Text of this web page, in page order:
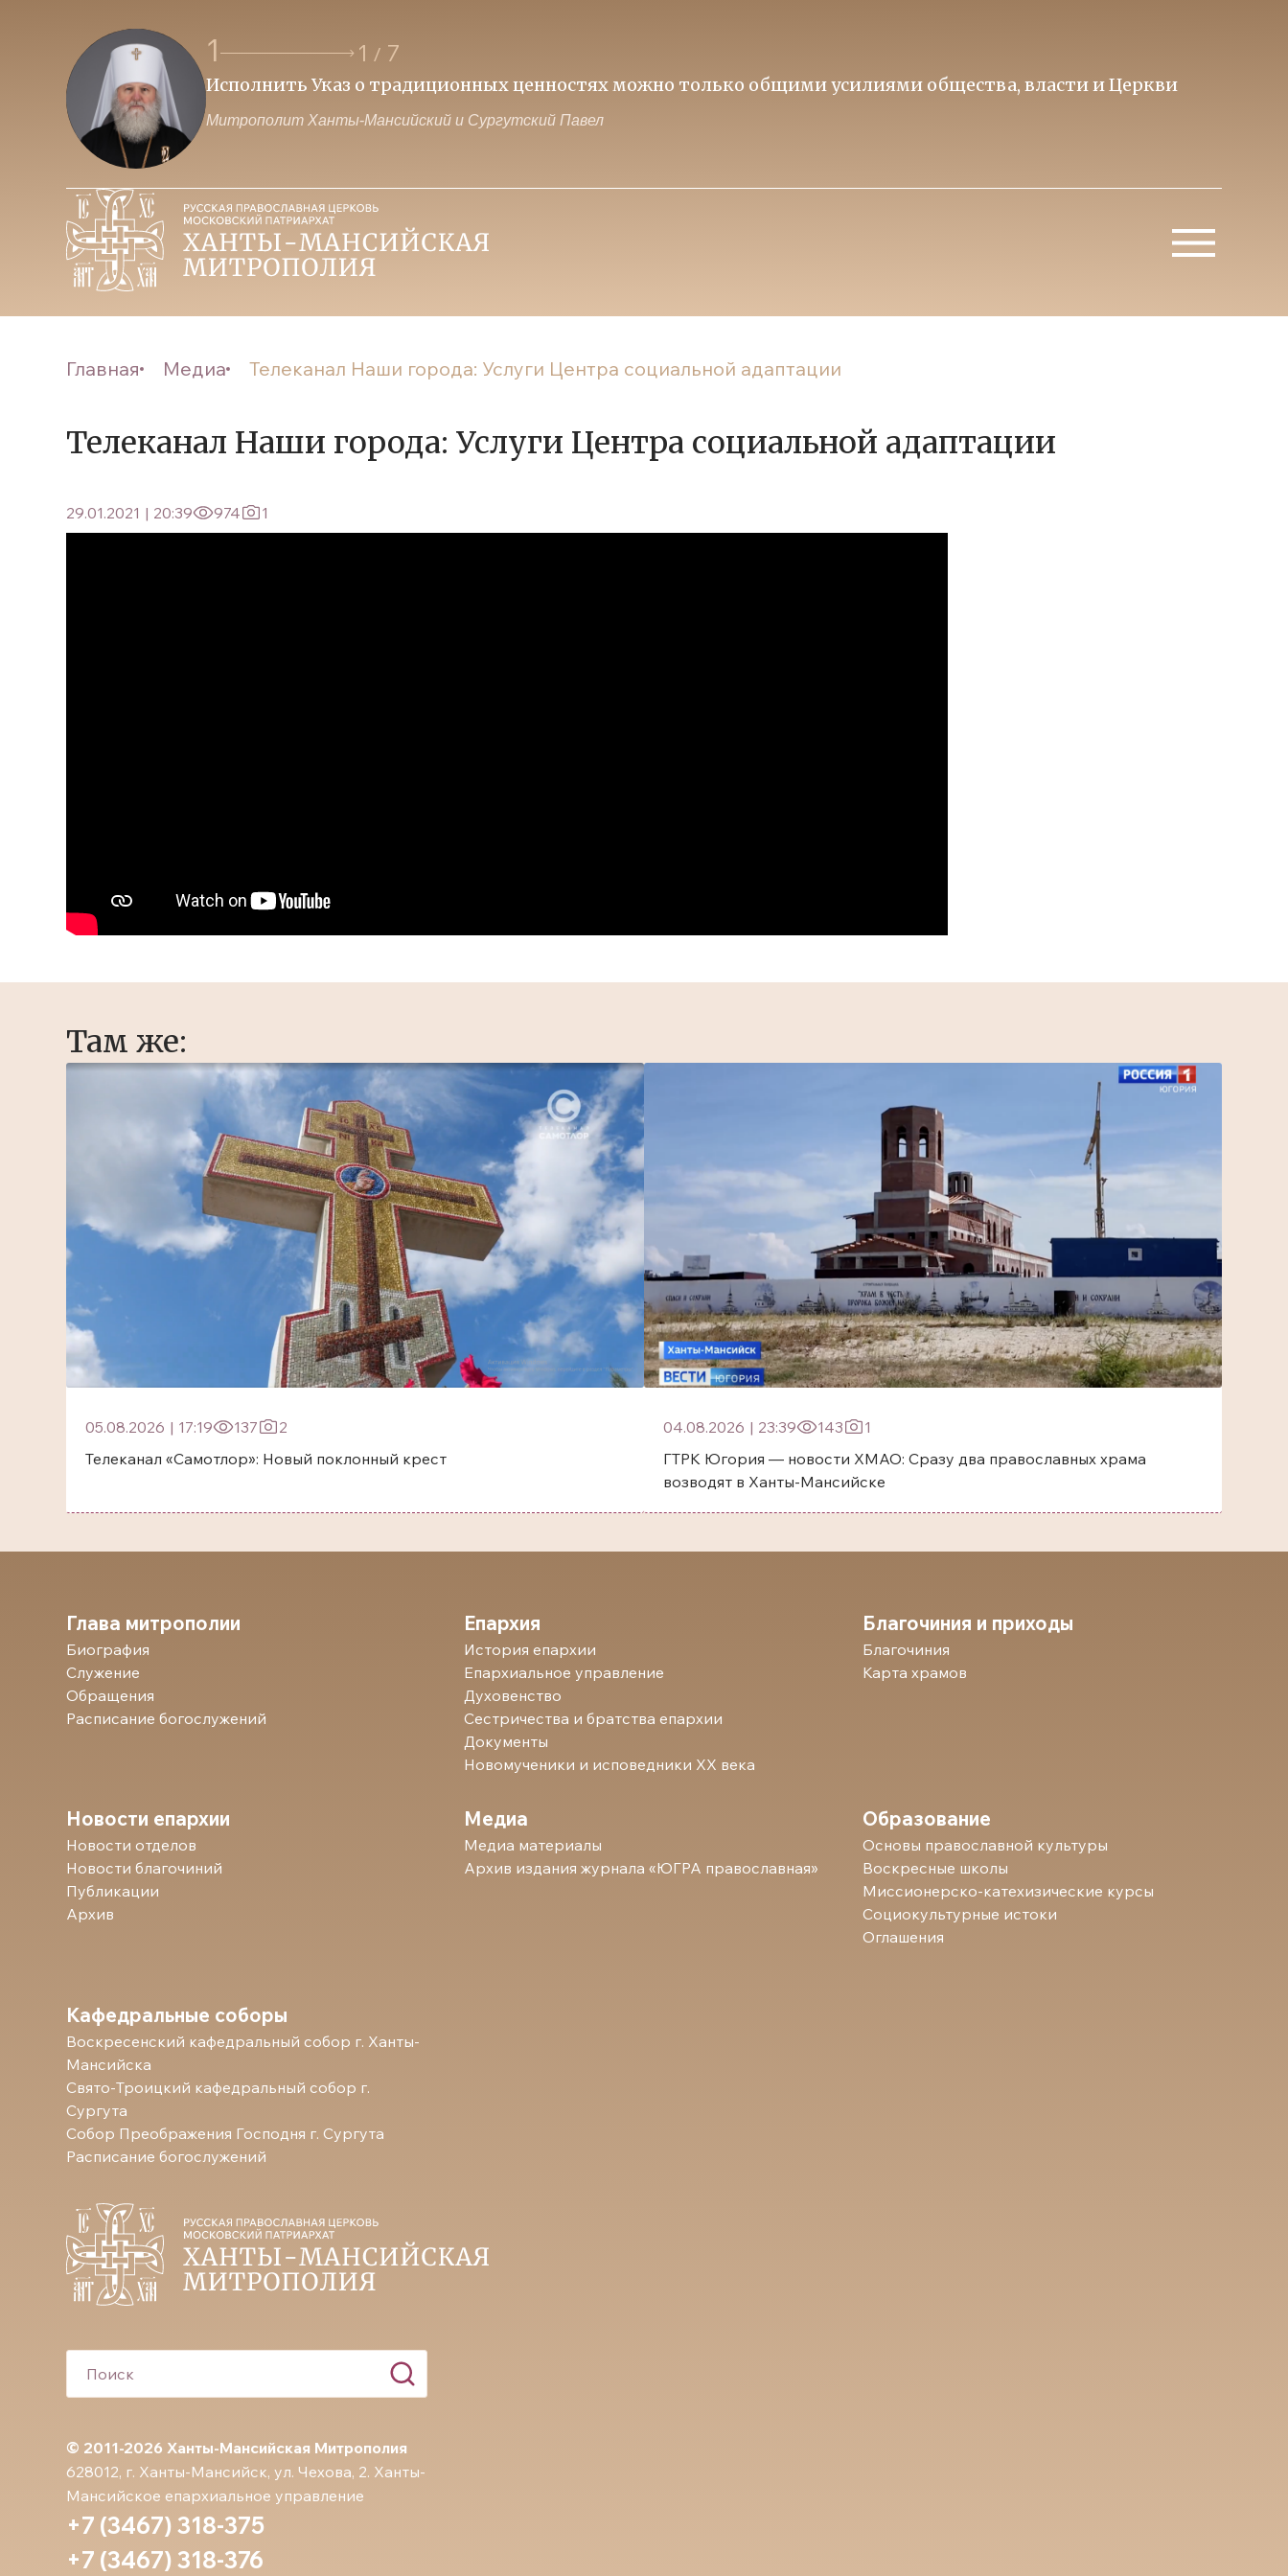
1 1 / 7
Исполнить Указ о традиционных ценностях можно только общими усилиями общества, власти и Церкви
Митрополит Ханты-Мансийский и Сургутский Павел
Главная Медиа Телеканал Наши города: Услуги Центра социальной адаптации
Телеканал Наши города: Услуги Центра социальной адаптации
29.01.2021 | 20:39 974 1
Там же:
05.08.2026 | 17:19 137
2
Телеканал «Самотлор»: Новый поклонный крест
04.08.2026 | 23:39 143
1
ГТРК Югория — новости ХМАО: Сразу два православных храма
возводят в Ханты-Мансийске
© 2011-2026 Ханты-Мансийская Митрополия
628012, г. Ханты-Мансийск, ул. Чехова, 2. Ханты-
Мансийское епархиальное управление
+7 (3467) 318-375
+7 (3467) 318-376
Глава митрополии
Биография
Служение
Обращения
Расписание богослужений
Епархия
История епархии
Епархиальное управление
Духовенство
Сестричества и братства епархии
Документы
Новомученики и исповедники ХХ века
Благочиния и приходы
Благочиния
Карта храмов
Новости епархии
Новости отделов
Новости благочиний
Публикации
Архив
Медиа
Медиа материалы
Архив издания журнала «ЮГРА православная»
Образование
Основы православной культуры
Воскресные школы
Миссионерско-катехизические курсы
Социокультурные истоки
Оглашения
Кафедральные соборы
Воскресенский кафедральный собор г. Ханты-
Мансийска
Свято-Троицкий кафедральный собор г.
Сургута
Собор Преображения Господня г. Сургута
Расписание богослужений